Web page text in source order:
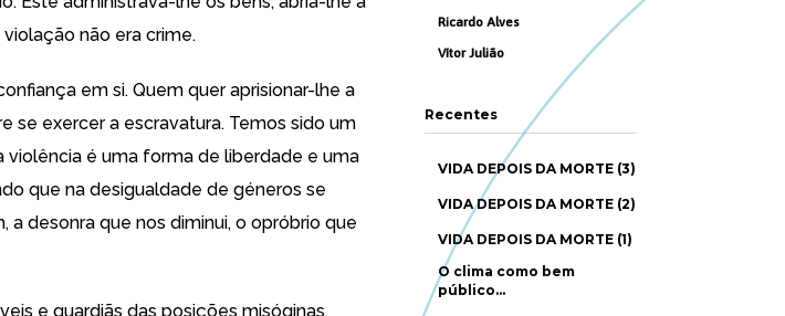
não era crime.
em si. Quem quer aprisionar-lhe a
se exercer a escravatura. Temos sido um
violência é uma forma de liberdade e uma
que na desigualdade de géneros se
a desonra que nos diminui, o opróbrio que
e guardiãs das posições misóginas.
Ricardo Alves
Vítor Julião
Recentes
VIDA DEPOIS DA MORTE (3)
VIDA DEPOIS DA MORTE (2)
VIDA DEPOIS DA MORTE (1)
O clima como bem
público…